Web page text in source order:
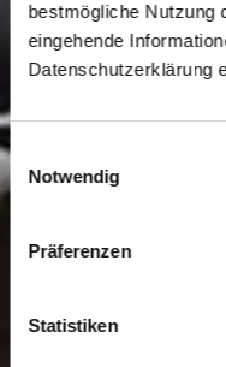
bestmögliche Nutzung
eingehende
Datenschutzerklärung
Einwilligungsauswahl
Notwendig
Präferenzen
Statistiken